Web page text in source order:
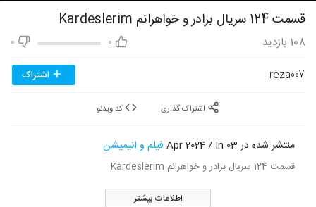
قسمت 124 سریال برادر و خواهرانم Kardeslerim
0
0 108 بازدید
reza007 اشتراک
منتشر شده در 03 Apr 2024 / In فیلم و انیمیشن
قسمت 124 سریال برادر و خواهرانم Kardeslerim
اطلاعات بیشتر